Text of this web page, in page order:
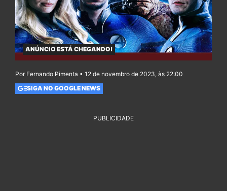
ANÚNCIO ESTÁ CHEGANDO!
Por Fernando Pimenta • 12 de novembro de 2023, às 22:00
SIGA NO GOOGLE NEWS
PUBLICIDADE